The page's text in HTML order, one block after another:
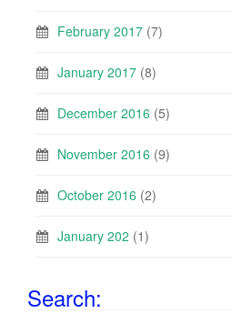
February 2017 (7)
January 2017 (8)
December 2016 (5)
November 2016 (9)
October 2016 (2)
January 202 (1)
Search: